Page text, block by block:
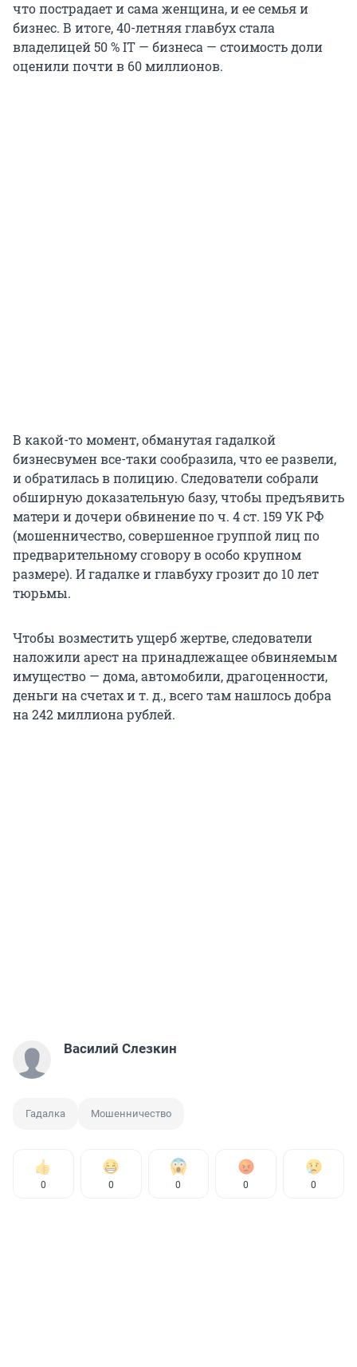
что пострадает и сама женщина, и ее семья и
бизнес. В итоге, 40-летняя главбух стала
владелицей 50 % IT — бизнеса — стоимость доли
оценили почти в 60 миллионов.
В какой-то момент, обманутая гадалкой
бизнесвумен все-таки сообразила, что ее развели,
и обратилась в полицию. Следователи собрали
обширную доказательную базу, чтобы предъявить
матери и дочери обвинение по ч. 4 ст. 159 УК РФ
(мошенничество, совершенное группой лиц по
предварительному сговору в особо крупном
размере). И гадалке и главбуху грозит до 10 лет
тюрьмы.
Чтобы возместить ущерб жертве, следователи
наложили арест на принадлежащее обвиняемым
имущество — дома, автомобили, драгоценности,
деньги на счетах и т. д., всего там нашлось добра
на 242 миллиона рублей.
Василий Слезкин
Гадалка Мошенничество
0 0 0 0 0